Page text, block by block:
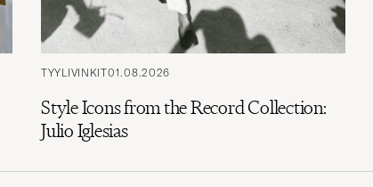
TYYLIVINKIT01.08.2026
Style Icons from the Record Collection:
Julio Iglesias